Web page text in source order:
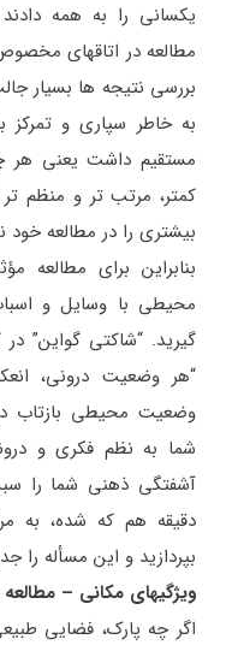
یکسانی را به همه
مطالعه در اتاقهای
بررسی نتیجه ها بسیار
به خاطر سپاری و تمرکز
مستقیم داشت یعنی هر
کمتر، مرتب تر و منظم
بیشتری را در مطالعه
بنابراین برای مطالعه
محیطی با وسایل و
گیرید. “شاکتی گواین”
“هر وضعیت درونی،
وضعیت محیطی بازتاب
شما به نظم فکری و
آشفتگی ذهنی شما را
دقیقه هم که شده، به
بپردازید و این مسأله را
ویژگیهای مکانی – مطالعه
اگر چه پارک، فضایی